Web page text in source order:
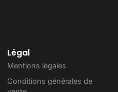
Légal
Mentions légales
Conditions générales de